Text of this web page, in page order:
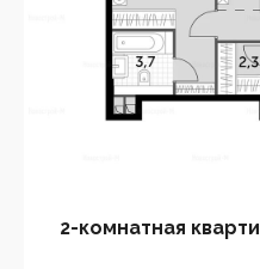
2-комнатная